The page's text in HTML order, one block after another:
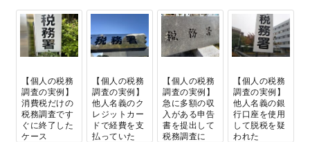
【個人の税務
調査の実例】
消費税だけの
税務調査です
ぐに終了した
ケース
【個人の税務
調査の実例】
他人名義のク
レジットカー
ドで経費を支
払っていた
【個人の税務
調査の実例】
急に多額の収
入がある申告
書を提出して
税務調査に
【個人の税務
調査の実例】
他人名義の銀
行口座を使用
して脱税を疑
われた